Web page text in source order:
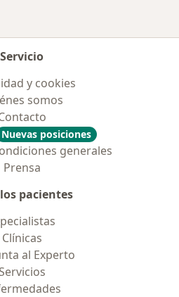
Servicio
y cookies
somos
Nuevas posiciones
generales
Prensa
pacientes
Clínicas
al Experto